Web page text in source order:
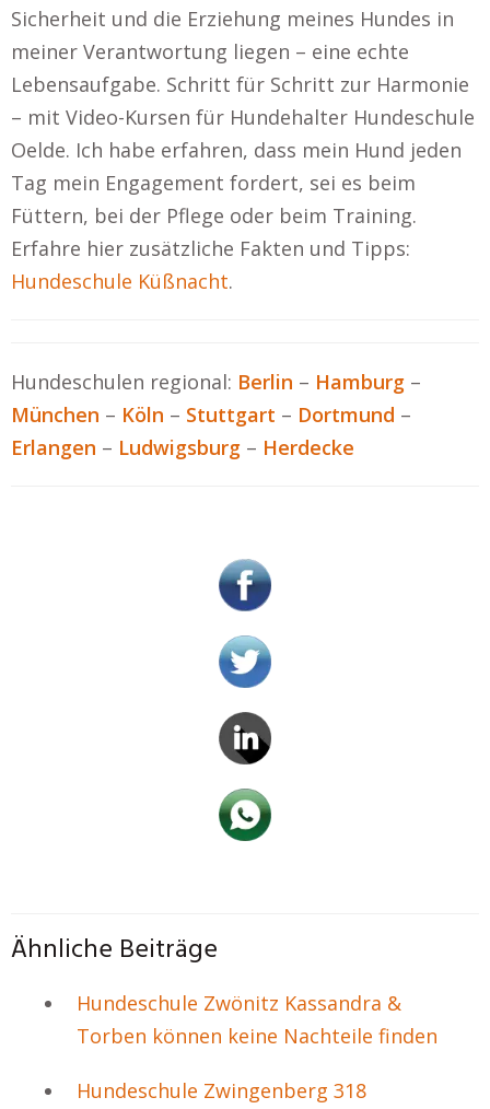
Sicherheit und die Erziehung meines Hundes in
meiner Verantwortung liegen – eine echte
Lebensaufgabe. Schritt für Schritt zur Harmonie
– mit Video-Kursen für Hundehalter Hundeschule
Oelde. Ich habe erfahren, dass mein Hund jeden
Tag mein Engagement fordert, sei es beim
Füttern, bei der Pflege oder beim Training.
Erfahre hier zusätzliche Fakten und Tipps:
Hundeschule Küßnacht.
Hundeschulen regional: Berlin – Hamburg –
München – Köln – Stuttgart – Dortmund –
Erlangen – Ludwigsburg – Herdecke
Ähnliche Beiträge
Hundeschule Zwönitz Kassandra &
Torben können keine Nachteile finden
Hundeschule Zwingenberg 318